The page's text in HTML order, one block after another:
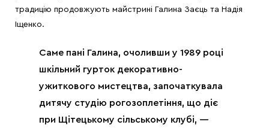
традицію продовжують майстрині Галина Заєць та Надія
Іщенко.
Саме пані Галина, очоливши у 1989 році
шкільний гурток декоративно-
ужиткового мистецтва, започаткувала
дитячу студію рогозоплетіння, що діє
при Щітецькому сільському клубі, —